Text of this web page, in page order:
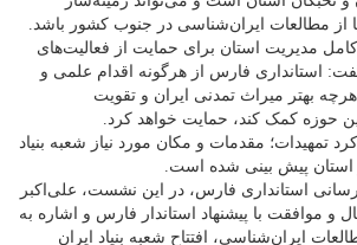
مطالعات ایران‌شناسی در جنوب کشور باشد.
مدیریت استان برای حمایت از فعالیت‌های
استانداری فارس از هرگونه اقدام علمی و
بهتر میراث تمدنی ایران و تقویت
حوزه کمک کند، حمایت خواهد کرد.
تمهیدات؛ مقدمات و مکان مورد نیاز شعبه بنیاد
استان پیش بینی شده است.
استانداری فارس، در این نشست، علی‌اکبر
و موافقت ‌با پیشنهاد استاندار فارس و اشاره به
ایران‌شناسی، افتتاح شعبه بنیاد ایران